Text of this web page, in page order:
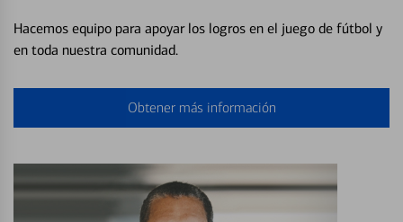
Hacemos equipo para apoyar los logros en el juego de fútbol y
en toda nuestra comunidad.
Obtener más información